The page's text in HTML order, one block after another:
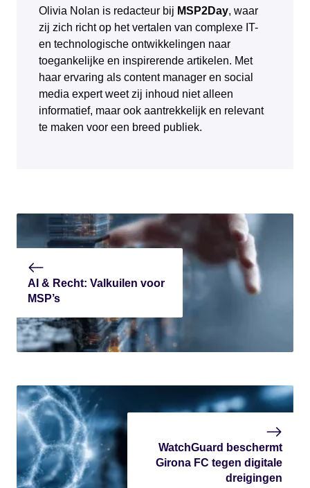
Olivia Nolan is redacteur bij MSP2Day, waar
zij zich richt op het vertalen van complexe IT-
en technologische ontwikkelingen naar
toegankelijke en inspirerende artikelen. Met
haar ervaring als content manager en social
media expert weet zij inhoud niet alleen
informatief, maar ook aantrekkelijk en relevant
te maken voor een breed publiek.
AI & Recht: Valkuilen voor
MSP’s
WatchGuard beschermt
Girona FC tegen digitale
dreigingen